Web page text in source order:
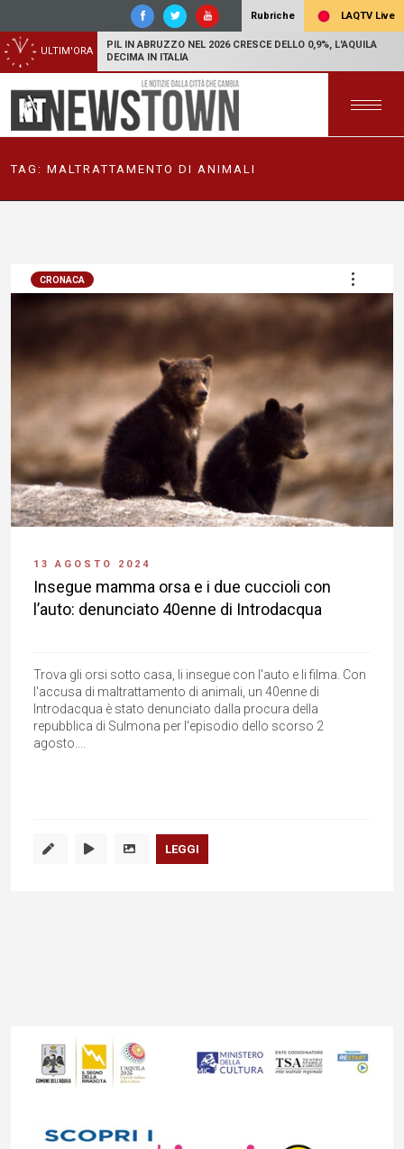
Rubriche LAQTV Live
ULTIM'ORA
PIL IN ABRUZZO NEL 2026 CRESCE DELLO 0,9%, L'AQUILA
DECIMA IN ITALIA
TAG: MALTRATTAMENTO DI ANIMALI
CRONACA
13 AGOSTO 2024
Insegue mamma orsa e i due cuccioli con
l’auto: denunciato 40enne di Introdacqua
Trova gli orsi sotto casa, li insegue con l'auto e li filma. Con
l'accusa di maltrattamento di animali, un 40enne di
Introdacqua è stato denunciato dalla procura della
repubblica di Sulmona per l'episodio dello scorso 2
agosto....
LEGGI